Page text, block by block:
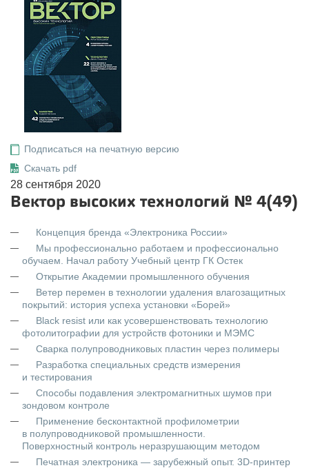
Подписаться на печатную версию
Скачать pdf
28 сентября 2020
Вектор высоких технологий № 4(49)
Концепция бренда «Электроника России»
Мы профессионально работаем и профессионально
обучаем. Начал работу Учебный центр ГК Остек
Открытие Академии промышленного обучения
Ветер перемен в технологии удаления влагозащитных
покрытий: история успеха установки «Борей»
Black resist или как усовершенствовать технологию
фотолитографии для устройств фотоники и МЭМС
Сварка полупроводниковых пластин через полимеры
Разработка специальных средств измерения
и тестирования
Способы подавления электромагнитных шумов при
зондовом контроле
Применение бесконтактной профилометрии
в полупроводниковой промышленности.
Поверхностный контроль неразрушающим методом
Печатная электроника — зарубежный опыт. 3D-принтер